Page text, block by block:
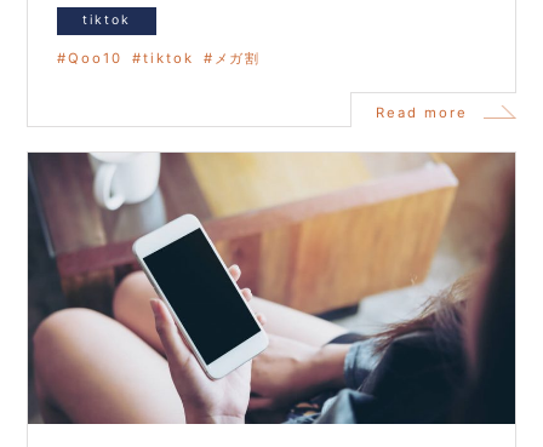
tiktok
Qoo10 tiktok メガ割
Read more